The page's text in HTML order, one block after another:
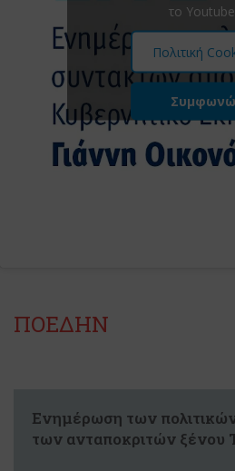
το Youtube
Πολιτική
Συμφωνώ
ΠΟΕΔΗΝ
Ενημέρωση των
των ανταποκριτών ξένου